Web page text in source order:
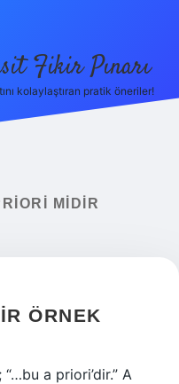
Fikir Pınarı
kolaylaştıran pratik öneriler!
MIDIR
ÖRNEK
a priori’dir.” A